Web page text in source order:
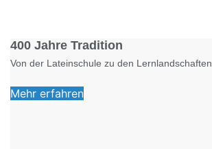
400 Jahre Tradition
Von der Lateinschule zu den Lernlandschaften
Mehr erfahren